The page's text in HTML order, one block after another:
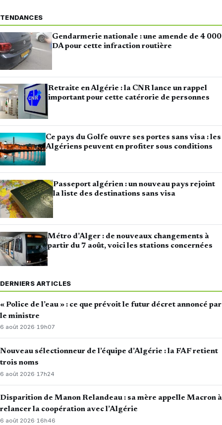
TENDANCES
Gendarmerie nationale : une amende de 4 000
DA pour cette infraction routière
Retraite en Algérie : la CNR lance un rappel
important pour cette catérorie de personnes
Ce pays du Golfe ouvre ses portes sans visa : les
Algériens peuvent en profiter sous conditions
Passeport algérien : un nouveau pays rejoint
la liste des destinations sans visa
Métro d’Alger : de nouveaux changements à
partir du 7 août, voici les stations concernées
DERNIERS ARTICLES
« Police de l’eau » : ce que prévoit le futur décret annoncé par
le ministre
6 août 2026·19h07
Nouveau sélectionneur de l’équipe d’Algérie : la FAF retient
trois noms
6 août 2026·17h24
Disparition de Manon Relandeau : sa mère appelle Macron à
relancer la coopération avec l’Algérie
6 août 2026·16h46